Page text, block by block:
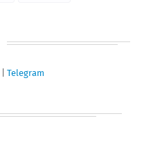
Telegram